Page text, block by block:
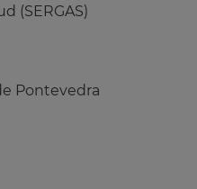
(SERGAS)
Pontevedra